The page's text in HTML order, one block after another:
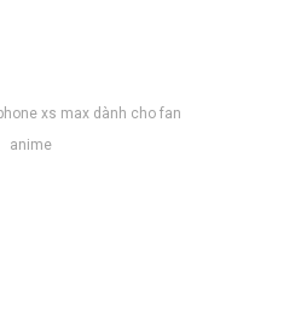
xs max dành cho fan
anime